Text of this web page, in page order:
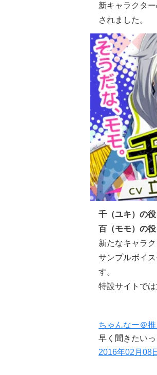
新キャラクタ
されました。
千（ユキ）の
百（モモ）の
新たなキャラ
サンプルボイ
す。
特設サイトで
ちゃんなー＠
早く聞きたいっ
2016年02月08